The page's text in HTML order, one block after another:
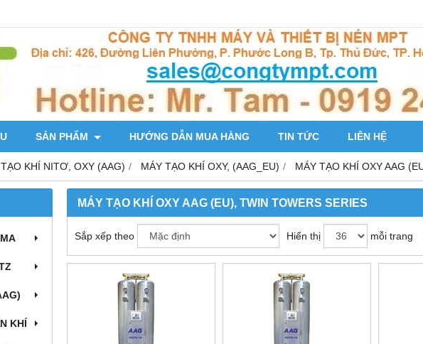
SẢN PHẨM HƯỚNG DẪN MUA HÀNG TIN TỨC LIÊN HỆ
KHÍ NITƠ, OXY (AAG) MÁY TẠO KHÍ OXY, (AAG_EU) MÁY TẠO KHÍ OXY AAG
KHÍ
MÁY TẠO KHÍ OXY AAG (EU), TWIN TOWERS SERIES
Sắp xếp theo Hiển thị mỗi trang